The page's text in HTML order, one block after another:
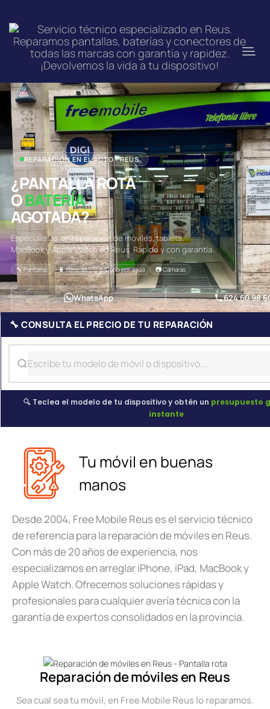
REPARACIÓN EN EL ACTO · REUS
¿PANTALLA ROTA
OBATERÍA
AGOTADA?
Especialistas en reparación de móviles, tablets,
MacBook y Apple Watch en Reus. Rápido y con garantía.
🔧 Pantallas 🔋 Baterías 💧 Daño por agua 📷 Cámaras
WhatsApp 624 60 98
🔧 CONSULTA EL PRECIO DE TU REPARACIÓN
🔍 Teclea el modelo de tu dispositivo y obtén un presupuesto
instante
Tu móvil en buenas
manos
Desde 2004, Free Mobile Reus es el servicio técnico
de referencia para la reparación de móviles en Reus.
Con más de 20 años de experiencia, nos
especializamos en arreglar iPhone, iPad, MacBook y
Apple Watch. Ofrecemos soluciones rápidas y
profesionales para cualquier avería técnica con la
garantía de expertos consolidados en la provincia.
Reparación de móviles en Reus
Sea cual sea tu móvil, en Free Mobile Reus lo reparamos.